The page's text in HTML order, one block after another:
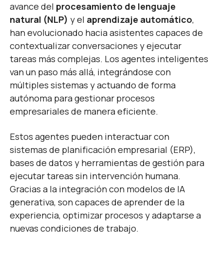
avance del procesamiento de lenguaje
natural (NLP) y el aprendizaje automático,
han evolucionado hacia asistentes capaces de
contextualizar conversaciones y ejecutar
tareas más complejas. Los agentes inteligentes
van un paso más allá, integrándose con
múltiples sistemas y actuando de forma
autónoma para gestionar procesos
empresariales de manera eficiente.
Estos agentes pueden interactuar con
sistemas de planificación empresarial (ERP),
bases de datos y herramientas de gestión para
ejecutar tareas sin intervención humana.
Gracias a la integración con modelos de IA
generativa, son capaces de aprender de la
experiencia, optimizar procesos y adaptarse a
nuevas condiciones de trabajo.